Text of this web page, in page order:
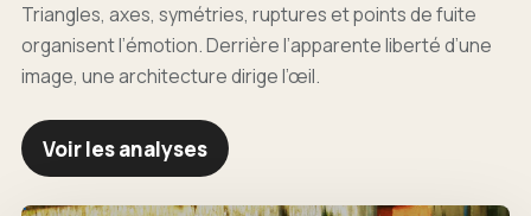
Triangles, axes, symétries, ruptures et points de fuite
organisent l’émotion. Derrière l’apparente liberté d’une
image, une architecture dirige l’œil.
Voir les analyses